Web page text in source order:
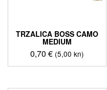
TRZALICA BOSS CAMO
MEDIUM
0,70€ (5,00 kn)